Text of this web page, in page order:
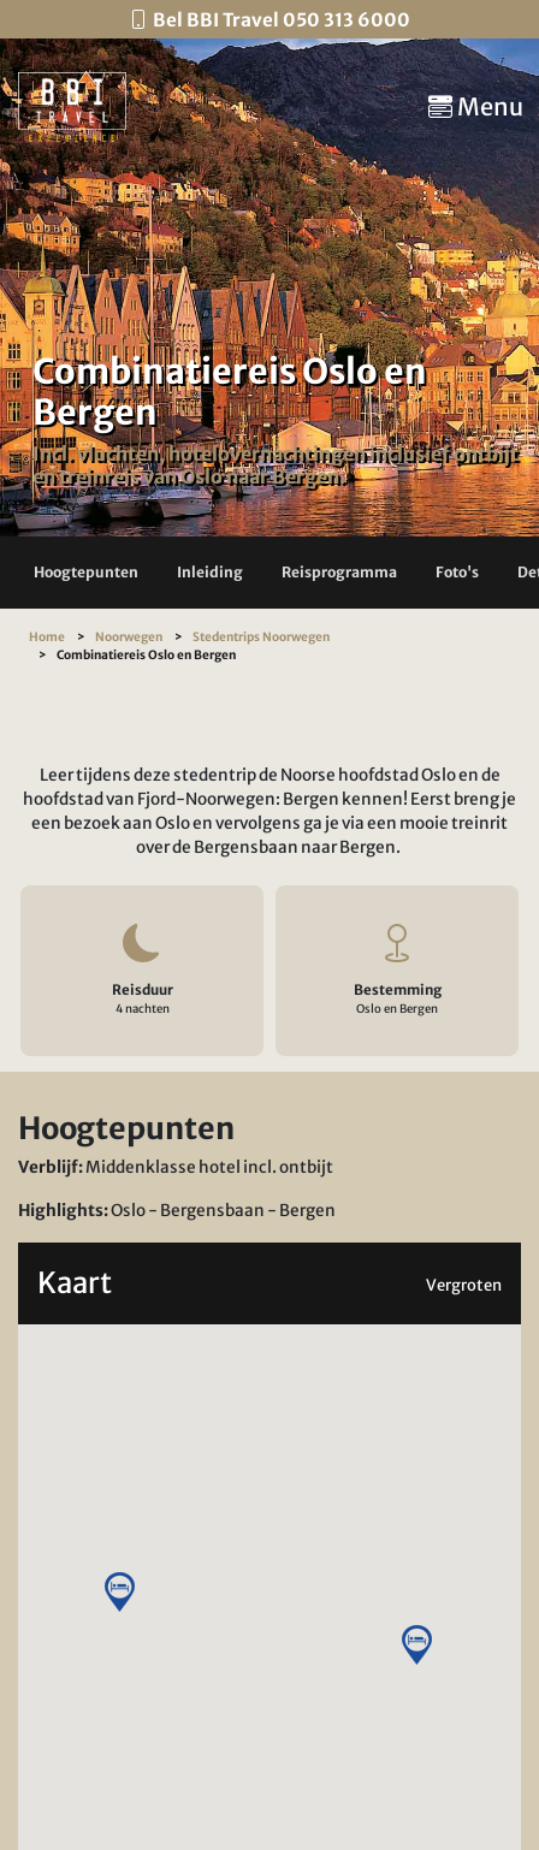
Bel BBI Travel 050 313 6000
Menu
Combinatiereis Oslo en
Bergen
Incl. vluchten, hotelovernachtingen inclusief ontbijt
en treinreis van Oslo naar Bergen.
Hoogtepunten Inleiding Reisprogramma Foto's
Home Noorwegen
Stedentrips Noorwegen
Combinatiereis Oslo en Bergen
Leer tijdens deze stedentrip de Noorse hoofdstad Oslo en de
hoofdstad van Fjord-Noorwegen: Bergen kennen! Eerst breng je
een bezoek aan Oslo en vervolgens ga je via een mooie treinrit
over de Bergensbaan naar Bergen.
Reisduur
4 nachten
Bestemming
Oslo en Bergen
Hoogtepunten
Verblijf:Middenklasse hotel incl. ontbijt
Highlights:Oslo - Bergensbaan - Bergen
Kaart Vergroten